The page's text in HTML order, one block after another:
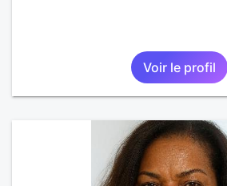
Voir le profil